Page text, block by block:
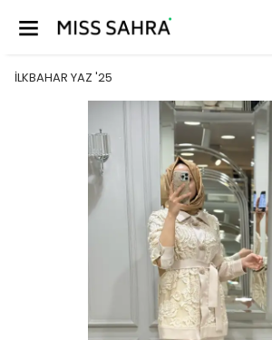
İLKBAHAR YAZ '25